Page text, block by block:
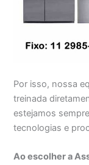
Por isso, nossa
treinada
estejamos
tecnologias e
Ao escolher a